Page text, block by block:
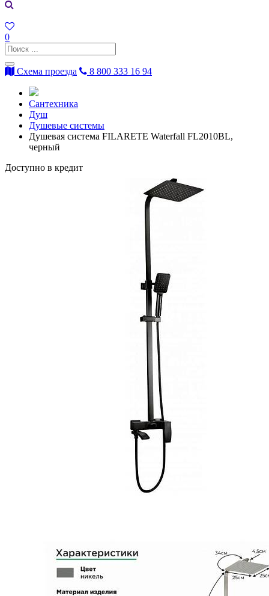
0
Схема проезда 8 800 333 16 94
Сантехника
Душ
Душевые системы
Душевая система FILARETE Waterfall FL2010BL,
черный
Доступно в кредит